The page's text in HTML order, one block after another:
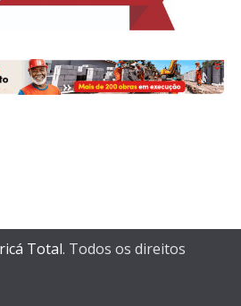
Total. Todos os direitos